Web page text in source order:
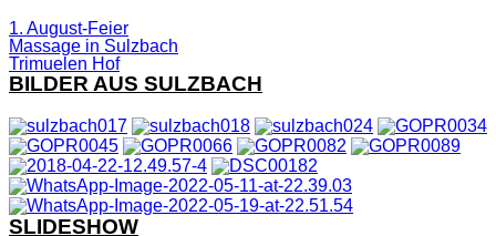
1. August-Feier
Massage in Sulzbach
Trimuelen Hof
BILDER AUS SULZBACH
SLIDESHOW